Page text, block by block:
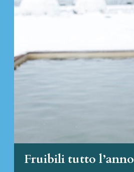
Fruibili tutto l’anno